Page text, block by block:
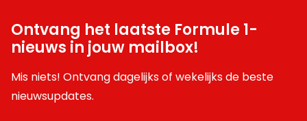
Ontvang het laatste Formule 1-
nieuws in jouw mailbox!
Mis niets! Ontvang dagelijks of wekelijks de beste
nieuwsupdates.